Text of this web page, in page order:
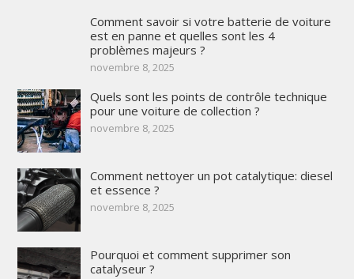
Comment savoir si votre batterie de voiture
est en panne et quelles sont les 4
problèmes majeurs ?
novembre 8, 2025
Quels sont les points de contrôle technique
pour une voiture de collection ?
novembre 8, 2025
Comment nettoyer un pot catalytique: diesel
et essence ?
novembre 8, 2025
Pourquoi et comment supprimer son
catalyseur ?